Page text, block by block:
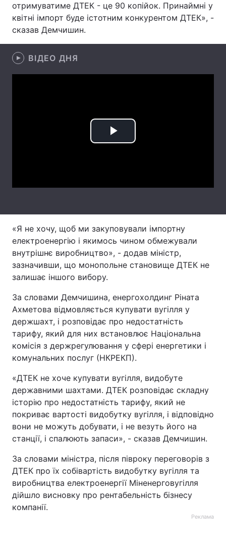
Зброя
Здоров'я
Цікавинки
Тема оформлення
отримуватиме ДТЕК - це 90 копійок. Принаймні у
квітні імпорт буде істотним конкурентом ДТЕК», -
сказав Демчишин.
ВІДЕО ДНЯ
Play
«Я не хочу, щоб ми закуповували імпортну
електроенергію і якимось чином обмежували
внутрішнє виробництво», - додав міністр,
зазначивши, що монопольне становище ДТЕК не
залишає іншого вибору.
За словами Демчишина, енергохолдинг Ріната
Ахметова відмовляється купувати вугілля у
держшахт, і розповідає про недостатність
тарифу, який для них встановлює Національна
комісія з держрегулювання у сфері енергетики і
комунальних послуг (НКРЕКП).
«ДТЕК не хоче купувати вугілля, видобуте
державними шахтами. ДТЕК розповідає складну
історію про недостатність тарифу, який не
покриває вартості видобутку вугілля, і відповідно
вони не можуть добувати, і не везуть його на
станції, і спалюють запаси», - сказав Демчишин.
За словами міністра, після півроку переговорів з
ДТЕК про їх собівартість видобутку вугілля та
виробництва електроенергії Міненерговугілля
дійшло висновку про рентабельність бізнесу
компанії.
Реклама